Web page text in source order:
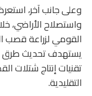
وعلى جانب آخر،
واستصلاح الأراضي،
القومي لزراعة قصب
يستهدف تحديث طرق
تقنيات إنتاج شتلات
التقليدية.